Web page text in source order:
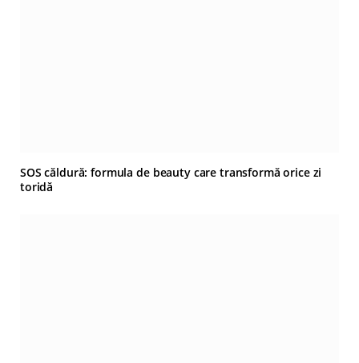
SOS căldură: formula de beauty care transformă orice zi
toridă